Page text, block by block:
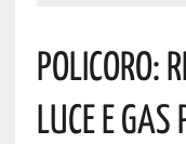
Policoro:
Luce E